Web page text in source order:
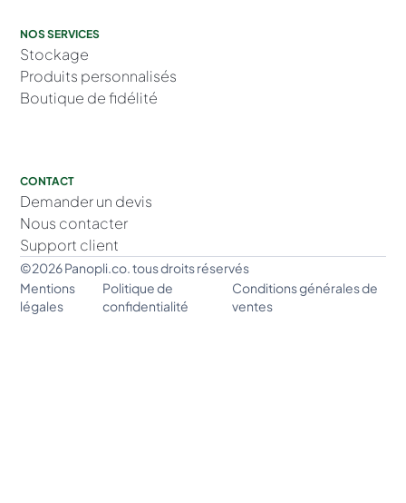
NOS SERVICES
Stockage
Produits personnalisés
Boutique de fidélité
CONTACT
Demander un devis
Nous contacter
Support client
©2026 Panopli.co. tous droits réservés
Mentions
légales
Politique de
confidentialité
Conditions générales de
ventes